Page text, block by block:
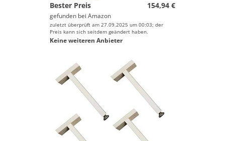
Bester Preis
154,94 €
gefunden bei Amazon
zuletzt überprüft am 27.09.2025 um 00:03; der
Preis kann sich seitdem geändert haben.
Keine weiteren Anbieter